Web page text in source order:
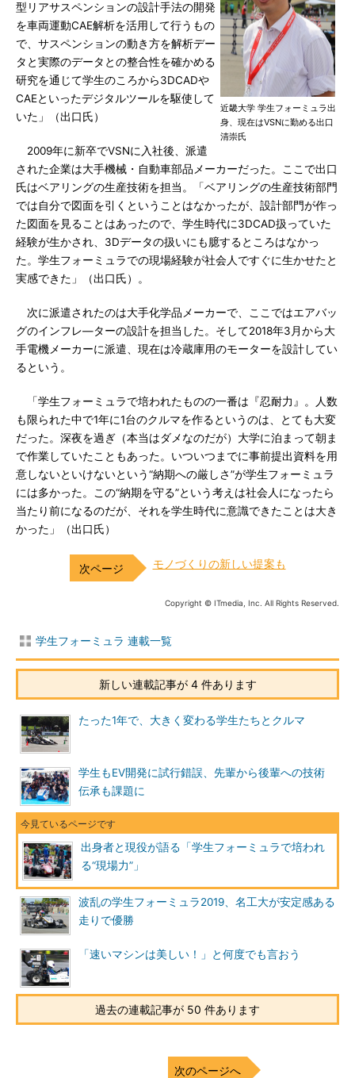
近畿大学 学生フォーミュラ出
身、現在はVSNに勤める出口
清崇氏
型リアサスペンションの設計手法の開発
を車両運動CAE解析を活用して行うもの
で、サスペンションの動き方を解析デー
タと実際のデータとの整合性を確かめる
研究を通じて学生のころから3DCADや
CAEといったデジタルツールを駆使して
いた」（出口氏）
2009年に新卒でVSNに入社後、派遣
された企業は大手機械・自動車部品メーカーだった。ここで出口
氏はベアリングの生産技術を担当。「ベアリングの生産技術部門
では自分で図面を引くということはなかったが、設計部門が作っ
た図面を見ることはあったので、学生時代に3DCAD扱っていた
経験が生かされ、3Dデータの扱いにも臆するところはなかっ
た。学生フォーミュラでの現場経験が社会人ですぐに生かせたと
実感できた」（出口氏）。
次に派遣されたのは大手化学品メーカーで、ここではエアバッ
グのインフレ―ターの設計を担当した。そして2018年3月から大
手電機メーカーに派遣、現在は冷蔵庫用のモーターを設計してい
るという。
「学生フォーミュラで培われたものの一番は『忍耐力』。人数
も限られた中で1年に1台のクルマを作るというのは、とても大変
だった。深夜を過ぎ（本当はダメなのだが）大学に泊まって朝ま
で作業していたこともあった。いついつまでに事前提出資料を用
意しないといけないという“納期への厳しさ”が学生フォーミュラ
には多かった。この“納期を守る”という考えは社会人になったら
当たり前になるのだが、それを学生時代に意識できたことは大き
かった」（出口氏）
モノづくりの新しい提案も
Copyright © ITmedia, Inc. All Rights Reserved.
学生フォーミュラ 連載一覧
新しい連載記事が 4 件あります
たった1年で、大きく変わる学生たちとクルマ
学生もEV開発に試行錯誤、先輩から後輩への技術
伝承も課題に
出身者と現役が語る「学生フォーミュラで培われ
る“現場力”」
波乱の学生フォーミュラ2019、名工大が安定感ある
走りで優勝
「速いマシンは美しい！」と何度でも言おう
過去の連載記事が 50 件あります
次のページへ